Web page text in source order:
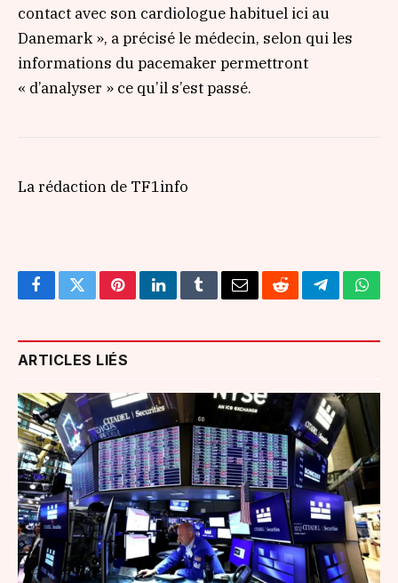
contact avec son cardiologue habituel ici au
Danemark », a précisé le médecin, selon qui les
informations du pacemaker permettront
« d’analyser » ce qu’il s’est passé.
La rédaction de TF1info
FacebookTwitterPinterestLinkedInTumblrEmailRedditTelegram
ARTICLES LIÉS